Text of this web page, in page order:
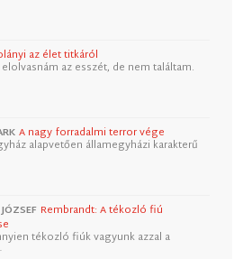
az élet titkáról
az esszét, de nem találtam.
A nagy forradalmi terror vége
alapvetően államegyházi karakterű
Rembrandt: A tékozló fiú
tékozló fiúk vagyunk azzal a